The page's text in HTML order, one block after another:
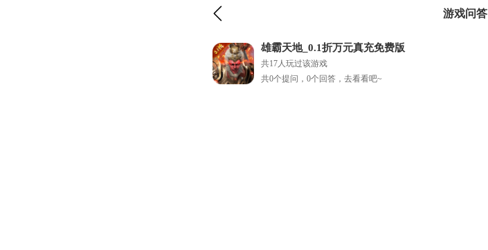
游戏问答
雄霸天地_0.1折万元真充免费版
共17人玩过该游戏
共0个提问，0个回答，去看看吧~